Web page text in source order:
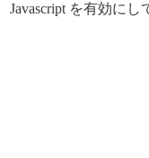
Javascript を有効にし